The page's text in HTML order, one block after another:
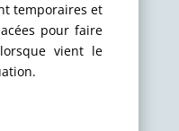
temporaires et
pour faire
vient le